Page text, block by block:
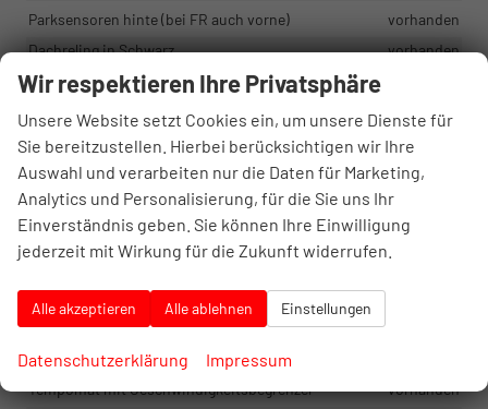
Parksensoren hinte (bei FR auch vorne)
vorhanden
Dachreling in Schwarz
vorhanden
Schwarze Kunststoff-Schutzleisten für Kotflügel und Türen
Zentralverriegelung mit Fernbedienung
vorhanden
Einfarbige Karosserie (Dach in derselben Farbe wie die
Karosserie)
vorhanden
Räder & Technik
Berganfahrhilfe, TSM (Anhängerstabilitätsmanagement)
Anhängerstabilisierung
Reifendruckkontrolle
Tempomat mit Geschwindigkeitsbegrenzer
vorhanden
Wir respektieren Ihre Privatsphäre
Unsere Website setzt Cookies ein, um unsere Dienste für
Sie bereitzustellen. Hierbei berücksichtigen wir Ihre
Auswahl und verarbeiten nur die Daten für Marketing,
Analytics und Personalisierung, für die Sie uns Ihr
Einverständnis geben. Sie können Ihre Einwilligung
jederzeit mit Wirkung für die Zukunft widerrufen.
Alle akzeptieren Alle ablehnen Einstellungen
Datenschutzerklärung Impressum